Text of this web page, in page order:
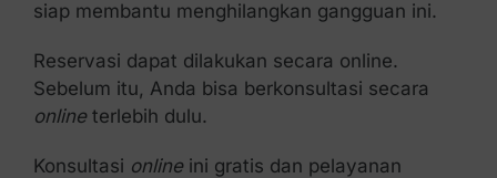
siap membantu menghilangkan gangguan ini.
Reservasi dapat dilakukan secara online.
Sebelum itu, Anda bisa berkonsultasi secara
online terlebih dulu.
Konsultasi online ini gratis dan pelayanan